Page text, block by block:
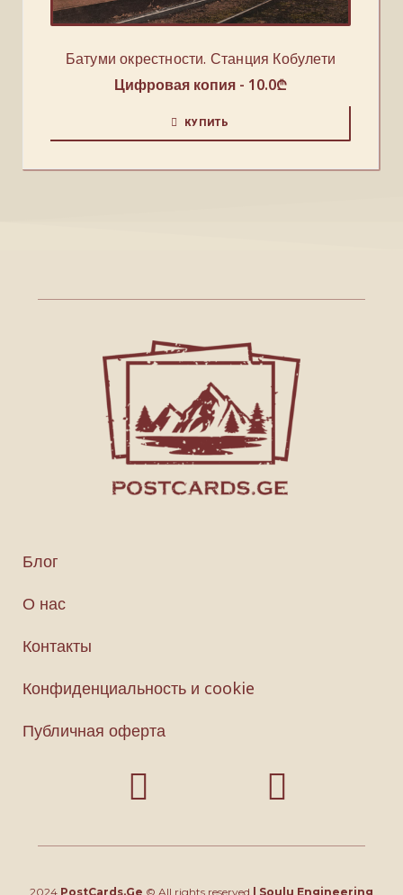
Батуми окрестности. Станция Кобулети
Цифровая копия - 10.0₾
КУПИТЬ
Блог
О нас
Контакты
Конфиденциальность и cookie
Публичная оферта
2024 PostCards.Ge © All rights reserved | Soulu Engineering